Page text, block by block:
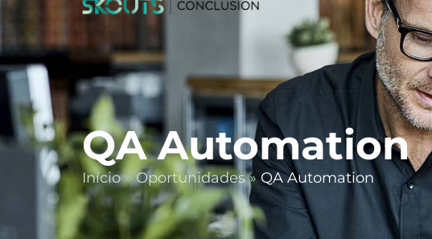
QA Automation
Início»Oportunidades»QA Automation